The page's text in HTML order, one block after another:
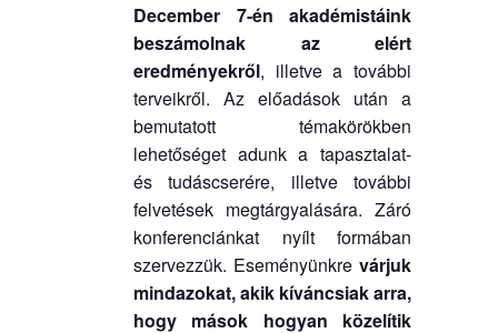
December 7-én
akadémistáink
beszámolnak az elért
eredményekről, illetve a további
terveikről. Az előadások után a
bemutatott témakörökben
lehetőséget adunk a tapasztalat-
és tudáscserére, illetve további
felvetések megtárgyalására. Záró
konferenciánkat nyílt formában
szervezzük. Eseményünkre várjuk
mindazokat, akik kíváncsiak arra,
hogy mások hogyan közelítik